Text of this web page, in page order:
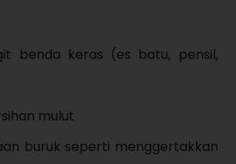
benda keras (es batu, pensil,
mulut
buruk seperti menggertakkan